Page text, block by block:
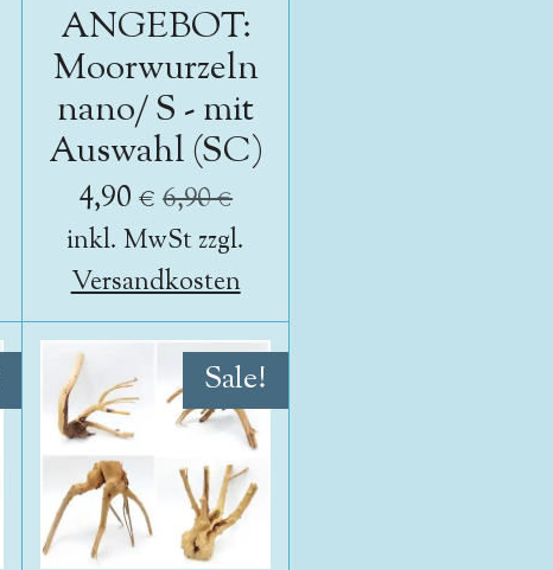
ANGEBOT:
Moorwurzeln
nano/ S - mit
Auswahl (SC)
4,90 € 6,90 €
inkl. MwSt zzgl.
Versandkosten
Sale!